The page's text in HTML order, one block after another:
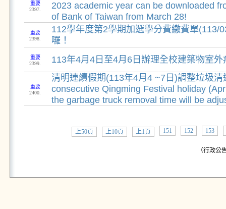
重要
2397.
2023 academic year can be downloaded
of Bank of Taiwan from March 28!
重要
2398.
112學年度第2學期加選學分費繳費單(113/
囉！
重要
2399.
113年4月4日至4月6日辦理全校建築物室外
重要
2400.
清明連續假期(113年4月4 ~7日)調整垃圾
consecutive Qingming Festival holiday
the garbage truck removal time will be
上50頁 上10頁 上1頁 151 152 153
（行政公